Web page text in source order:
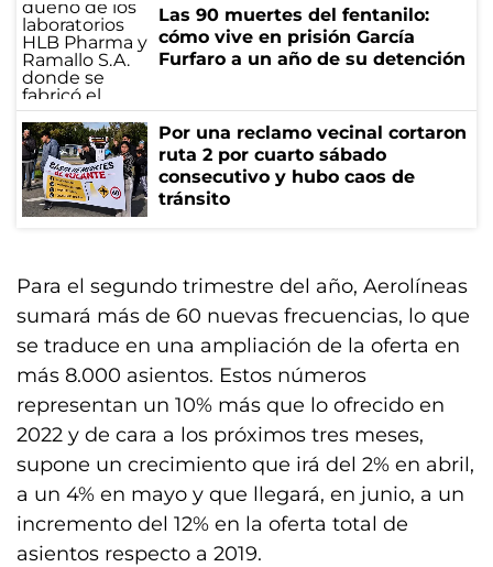
Las 90 muertes del fentanilo:
cómo vive en prisión García
Furfaro a un año de su detención
Por una reclamo vecinal cortaron
ruta 2 por cuarto sábado
consecutivo y hubo caos de
tránsito
Para el segundo trimestre del año, Aerolíneas
sumará más de 60 nuevas frecuencias, lo que
se traduce en una ampliación de la oferta en
más 8.000 asientos. Estos números
representan un 10% más que lo ofrecido en
2022 y de cara a los próximos tres meses,
supone un crecimiento que irá del 2% en abril,
a un 4% en mayo y que llegará, en junio, a un
incremento del 12% en la oferta total de
asientos respecto a 2019.